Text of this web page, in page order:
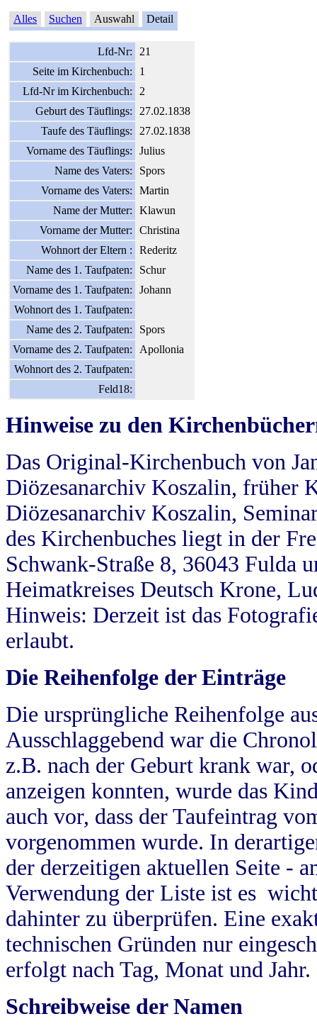
Alles Suchen Auswahl Detail
Lfd-Nr:
21
Seite im Kirchenbuch:
1
Lfd-Nr im Kirchenbuch:
2
Geburt des Täuflings:
27.02.1838
Taufe des Täuflings:
27.02.1838
Vorname des Täuflings:
Julius
Name des Vaters:
Spors
Vorname des Vaters:
Martin
Name der Mutter:
Klawun
Vorname der Mutter:
Christina
Wohnort der Eltern :
Rederitz
Name des 1. Taufpaten:
Schur
Vorname des 1. Taufpaten:
Johann
Wohnort des 1. Taufpaten:
Name des 2. Taufpaten:
Spors
Vorname des 2. Taufpaten:
Apollonia
Wohnort des 2. Taufpaten:
Feld18:
Hinweise zu den
Das Original-Kirchenbuch von
Diözesanarchiv Koszalin, früher
Diözesanarchiv Koszalin,
des Kirchenbuches liegt in der
Schwank-Straße 8, 36043 Fulda
Heimatkreises Deutsch Krone,
Hinweis: Derzeit ist das
erlaubt.
Die Reihenfolge der Einträge
Die ursprüngliche Reihenfolge
Ausschlaggebend war die
z.B. nach der Geburt krank war,
anzeigen konnten, wurde das
auch vor, dass der Taufeintrag
vorgenommen wurde. In
der derzeitigen aktuellen Seite -
Verwendung der Liste ist es
dahinter zu überprüfen. Eine
technischen Gründen nur
erfolgt nach Tag, Monat und Jahr.
Schreibweise der Namen